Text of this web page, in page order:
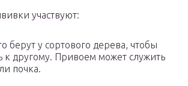
участвуют:
берут у сортового дерева, чтобы
к другому. Привоем может служить
почка.